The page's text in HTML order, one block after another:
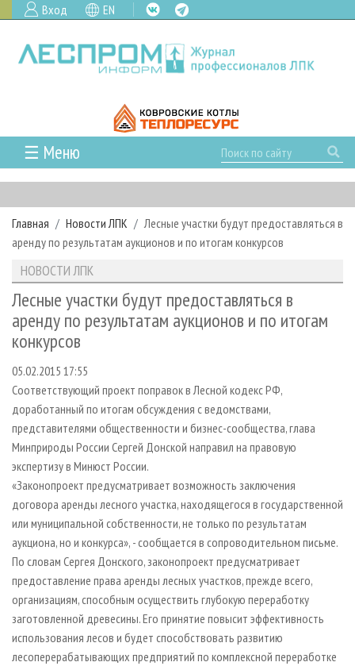
Вход EN
☰ Меню
ГЛАВНАЯ
РУБРИКИ И ТЕМЫ
РУБРИКИ ЖУРНАЛА
ЛЕСОЗАГОТОВКА
ЛЕСОПИЛЕНИЕ
ДЕРЕВООБРАБОТКА
СУШКА ДРЕВЕСИНЫ
ПРОИЗВОДСТВО ДРЕВЕСНЫХ ПЛИТ
ДЕРЕВЯННОЕ ДОМОСТРОЕНИЕ
ПРОИЗВОДСТВО МЕБЕЛИ
БИОЭНЕРГЕТИКА
ЦБП
ИНСТРУМЕНТ И МАТЕРИАЛЫ
НОВОСТИ
НОВОСТИ ЛПК
НОВОСТИ ЖУРНАЛА
НОВОСТИ КОМПАНИЙ
ПРОЕКТЫ ЛПИ
АНАЛИТИКА
ПРЕДПРИЯТИЯ ЛПК
ЛЕСНЫЕ РЕГИОНЫ РОССИИ
ПЕРСОНЫ
МОБИЛЬНЫЕ ВЫСТАВКИ
ОФИЦИАЛЬНЫЕ ДЕЛЕГАЦИИ
ПРИОРИТЕТНЫЕ ИНВЕСТПРОЕКТЫ
RUSSIAN FORESTRY REVIEW
ГАЗЕТА ЛЕСПРОМФОРУМ
БИБЛИОТЕКА СПЕЦИАЛИСТА
АРХИВ ЖУРНАЛОВ
СТАТЬИ
О ЖУРНАЛЕ
ПОДПИСКА
КОНТАКТЫ
РЕКЛАМОДАТЕЛЯМ
РЕКЛАМА
РЕКЛАМА НА САЙТЕ
Главная Новости ЛПК
Лесные участки будут предоставляться в
аренду по результатам аукционов и по итогам конкурсов
НОВОСТИ ЛПК
Лесные участки будут предоставляться в
аренду по результатам аукционов и по итогам
конкурсов
05.02.2015 17:55
Соответствующий проект поправок в Лесной кодекс РФ,
доработанный по итогам обсуждения с ведомствами,
представителями общественности и бизнес-сообщества, глава
Минприроды России Сергей Донской направил на правовую
экспертизу в Минюст России.
«Законопроект предусматривает возможность заключения
договора аренды лесного участка, находящегося в государственной
или муниципальной собственности, не только по результатам
аукциона, но и конкурса», - сообщается в сопроводительном письме.
По словам Сергея Донского, законопроект предусматривает
предоставление права аренды лесных участков, прежде всего,
организациям, способным осуществить глубокую переработку
заготовленной древесины. Его принятие повысит эффективность
использования лесов и будет способствовать развитию
лесоперерабатывающих предприятий по комплексной переработке